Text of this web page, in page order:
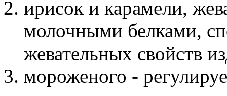
ирисок и карамели,
молочными белками,
жевательных свойств
мороженого -